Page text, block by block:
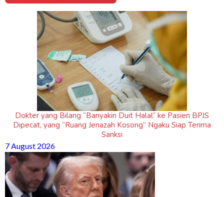
Dokter yang Bilang “Banyakin Duit Halal” ke Pasien BPJS
Dipecat, yang “Ruang Jenazah Kosong” Ngaku Siap Terima
Sanksi
7 August 2026